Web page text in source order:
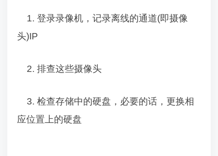
1. 登录录像机，记录离线的通道(即摄像
头)IP
2. 排查这些摄像头
3. 检查存储中的硬盘，必要的话，更换相
应位置上的硬盘